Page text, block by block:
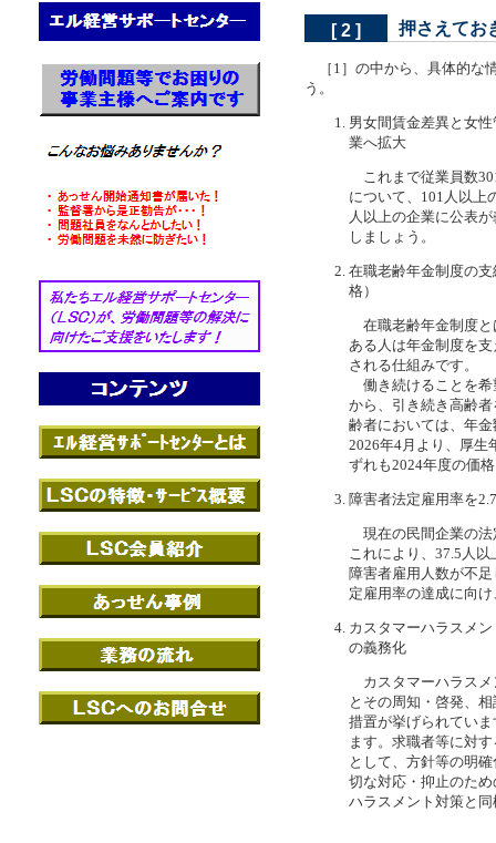
[ 2 ] 押さえてお
［1］の中から、具体的な
う。
男女間賃金差異と女
業へ拡大
これまで従業員数
について、101人以上
人以上の企業に公表
しましょう。
在職老齢年金制度の
格）
在職老齢年金制度と
ある人は年金制度を
される仕組みです。
働き続けることを希
から、引き続き高齢
齢者においては、年
2026年4月より、厚生
ずれも2024年度の価
障害者法定雇用率を
現在の民間企業の法
これにより、37.5人
障害者雇用人数が不
定雇用率の達成に向
カスタマーハラスメ
の義務化
カスタマーハラスメ
とその周知・啓発、
措置が挙げられてい
ます。求職者等に対
として、方針等の明
切な対応・抑止のた
ハラスメント対策と